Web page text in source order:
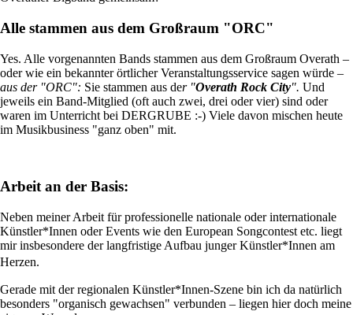
Alle stammen aus dem Großraum "ORC"
Yes. Alle vorgenannten Bands stammen aus dem Großraum Overath –
oder wie ein bekannter örtlicher Veranstaltungsservice sagen würde –
aus der "ORC": Sie stammen aus der "Overath Rock City". Und
jeweils ein Band-Mitglied (oft auch zwei, drei oder vier) sind oder
waren im Unterricht bei DERGRUBE :-) Viele davon mischen heute
im Musikbusiness "ganz oben" mit.
Arbeit an der Basis:
Neben meiner Arbeit für professionelle nationale oder internationale
Künstler*Innen oder Events wie den European Songcontest etc. liegt
mir insbesondere der langfristige Aufbau junger Künstler*Innen am
Herzen.
Gerade mit der regionalen Künstler*Innen-Szene bin ich da natürlich
besonders "organisch gewachsen" verbunden – liegen hier doch meine